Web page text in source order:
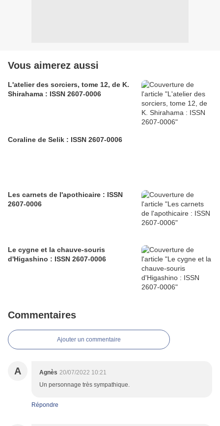
Vous aimerez aussi
L'atelier des sorciers, tome 12, de K.
Shirahama : ISSN 2607-0006
Coraline de Selik : ISSN 2607-0006
Les carnets de l'apothicaire : ISSN
2607-0006
Le cygne et la chauve-souris
d'Higashino : ISSN 2607-0006
Commentaires
Ajouter un commentaire
A Agnès 20/07/2022 10:21
Un personnage très sympathique.
Répondre